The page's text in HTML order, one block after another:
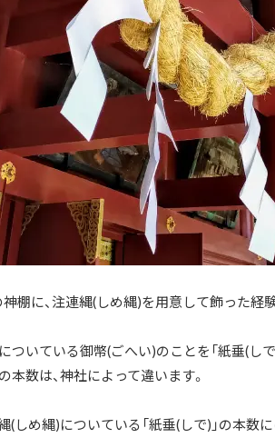
棚に、注連縄(しめ縄)を用意して飾った経
ついている御幣(ごへい)のことを「紙垂(し
本数は、神社によって違います。
(しめ縄)についている「紙垂(しで)」の本数